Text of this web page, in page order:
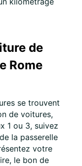
de
Rome
se trouvent
de voitures,
1 ou 3, suivez
la passerelle
votre
le bon de